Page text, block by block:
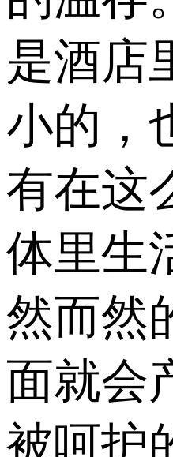
是酒店
小的，
有在这
体里生
然而然
面就会
被呵护